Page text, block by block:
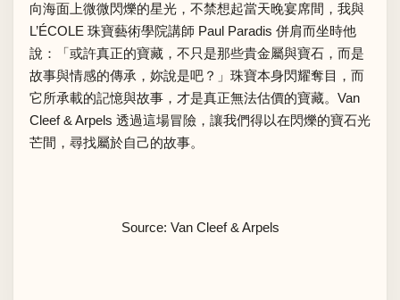
向海面上微微閃爍的星光，不禁想起當天晚宴席間，我與
L’ÉCOLE 珠寶藝術學院講師 Paul Paradis 併肩而坐時他
說：「或許真正的寶藏，不只是那些貴金屬與寶石，而是
故事與情感的傳承，妳說是吧？」珠寶本身閃耀奪目，而
它所承載的記憶與故事，才是真正無法估價的寶藏。Van
Cleef & Arpels 透過這場冒險，讓我們得以在閃爍的寶石光
芒間，尋找屬於自己的故事。
Source: Van Cleef & Arpels